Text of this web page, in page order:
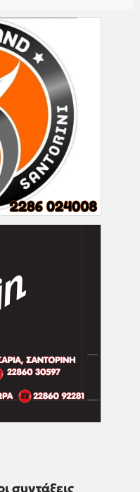
συντάξεις